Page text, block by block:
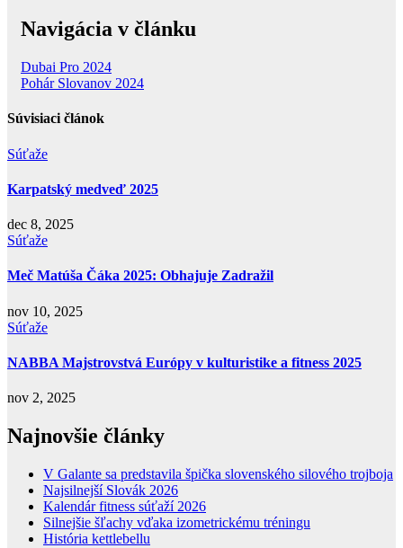
Navigácia v článku
Dubai Pro 2024
Pohár Slovanov 2024
Súvisiaci článok
Súťaže
Karpatský medveď 2025
dec 8, 2025
Súťaže
Meč Matúša Čáka 2025: Obhajuje Zadražil
nov 10, 2025
Súťaže
NABBA Majstrovstvá Európy v kulturistike a fitness 2025
nov 2, 2025
Najnovšie články
V Galante sa predstavila špička slovenského silového trojboja
Najsilnejší Slovák 2026
Kalendár fitness súťaží 2026
Silnejšie šľachy vďaka izometrickému tréningu
História kettlebellu